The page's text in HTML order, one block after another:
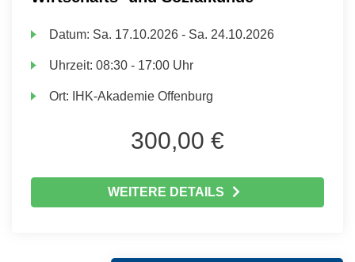
Datum: Sa. 17.10.2026 - Sa. 24.10.2026
Uhrzeit:08:30 - 17:00 Uhr
Ort: IHK-Akademie Offenburg
300,00 €
WEITERE DETAILS